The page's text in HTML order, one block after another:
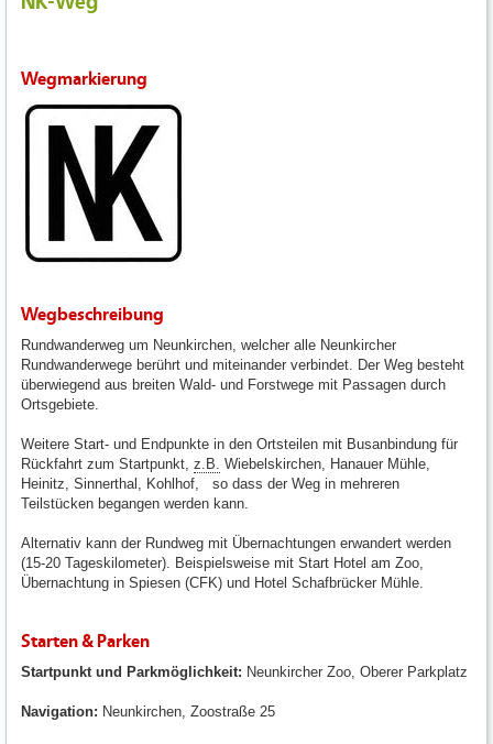
Wegmarkierung
Wegbeschreibung
Rundwanderweg um Neunkirchen, welcher alle Neunkircher
Rundwanderwege berührt und miteinander verbindet. Der Weg besteht
überwiegend aus breiten Wald- und Forstwege mit Passagen durch
Ortsgebiete.
Weitere Start- und Endpunkte in den Ortsteilen mit Busanbindung für
Rückfahrt zum Startpunkt, z.B. Wiebelskirchen, Hanauer Mühle,
Heinitz, Sinnerthal, Kohlhof, so dass der Weg in mehreren
Teilstücken begangen werden kann.
Alternativ kann der Rundweg mit Übernachtungen erwandert werden
(15-20 Tageskilometer). Beispielsweise mit Start Hotel am Zoo,
Übernachtung in Spiesen (CFK) und Hotel Schafbrücker Mühle.
Starten & Parken
Startpunkt und Parkmöglichkeit: Neunkircher Zoo, Oberer Parkplatz
Navigation: Neunkirchen, Zoostraße 25